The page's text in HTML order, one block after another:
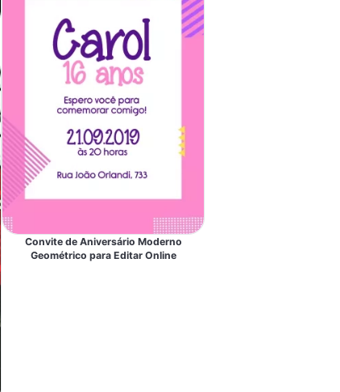
Convite de Aniversário Moderno
Geométrico para Editar Online